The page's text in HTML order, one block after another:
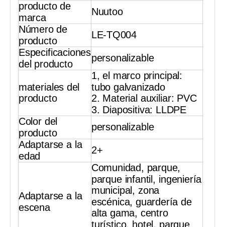
producto de
marca
Nuutoo
Número de
producto
LE-TQ004
Especificaciones
del producto
personalizable
materiales del
producto
1, el marco principal:
tubo galvanizado
2. Material auxiliar: PVC
3. Diapositiva: LLDPE
Color del
producto
personalizable
Adaptarse a la
edad
2+
Adaptarse a la
escena
Comunidad, parque,
parque infantil, ingeniería
municipal, zona
escénica, guardería de
alta gama, centro
turístico, hotel, parque